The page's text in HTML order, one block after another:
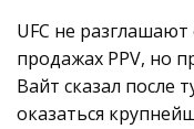
UFC не
продажах PPV, но
Вайт сказал после
оказаться